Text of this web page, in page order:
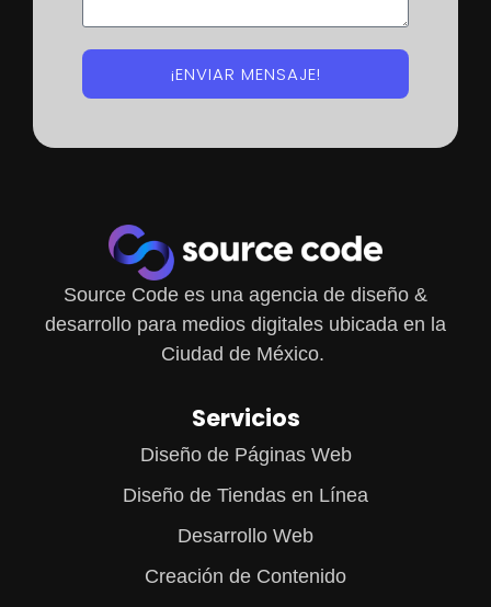
¡ENVIAR MENSAJE!
Source Code es una agencia de diseño &
desarrollo para medios digitales ubicada en la
Ciudad de México.
Servicios
Diseño de Páginas Web
Diseño de Tiendas en Línea
Desarrollo Web
Creación de Contenido